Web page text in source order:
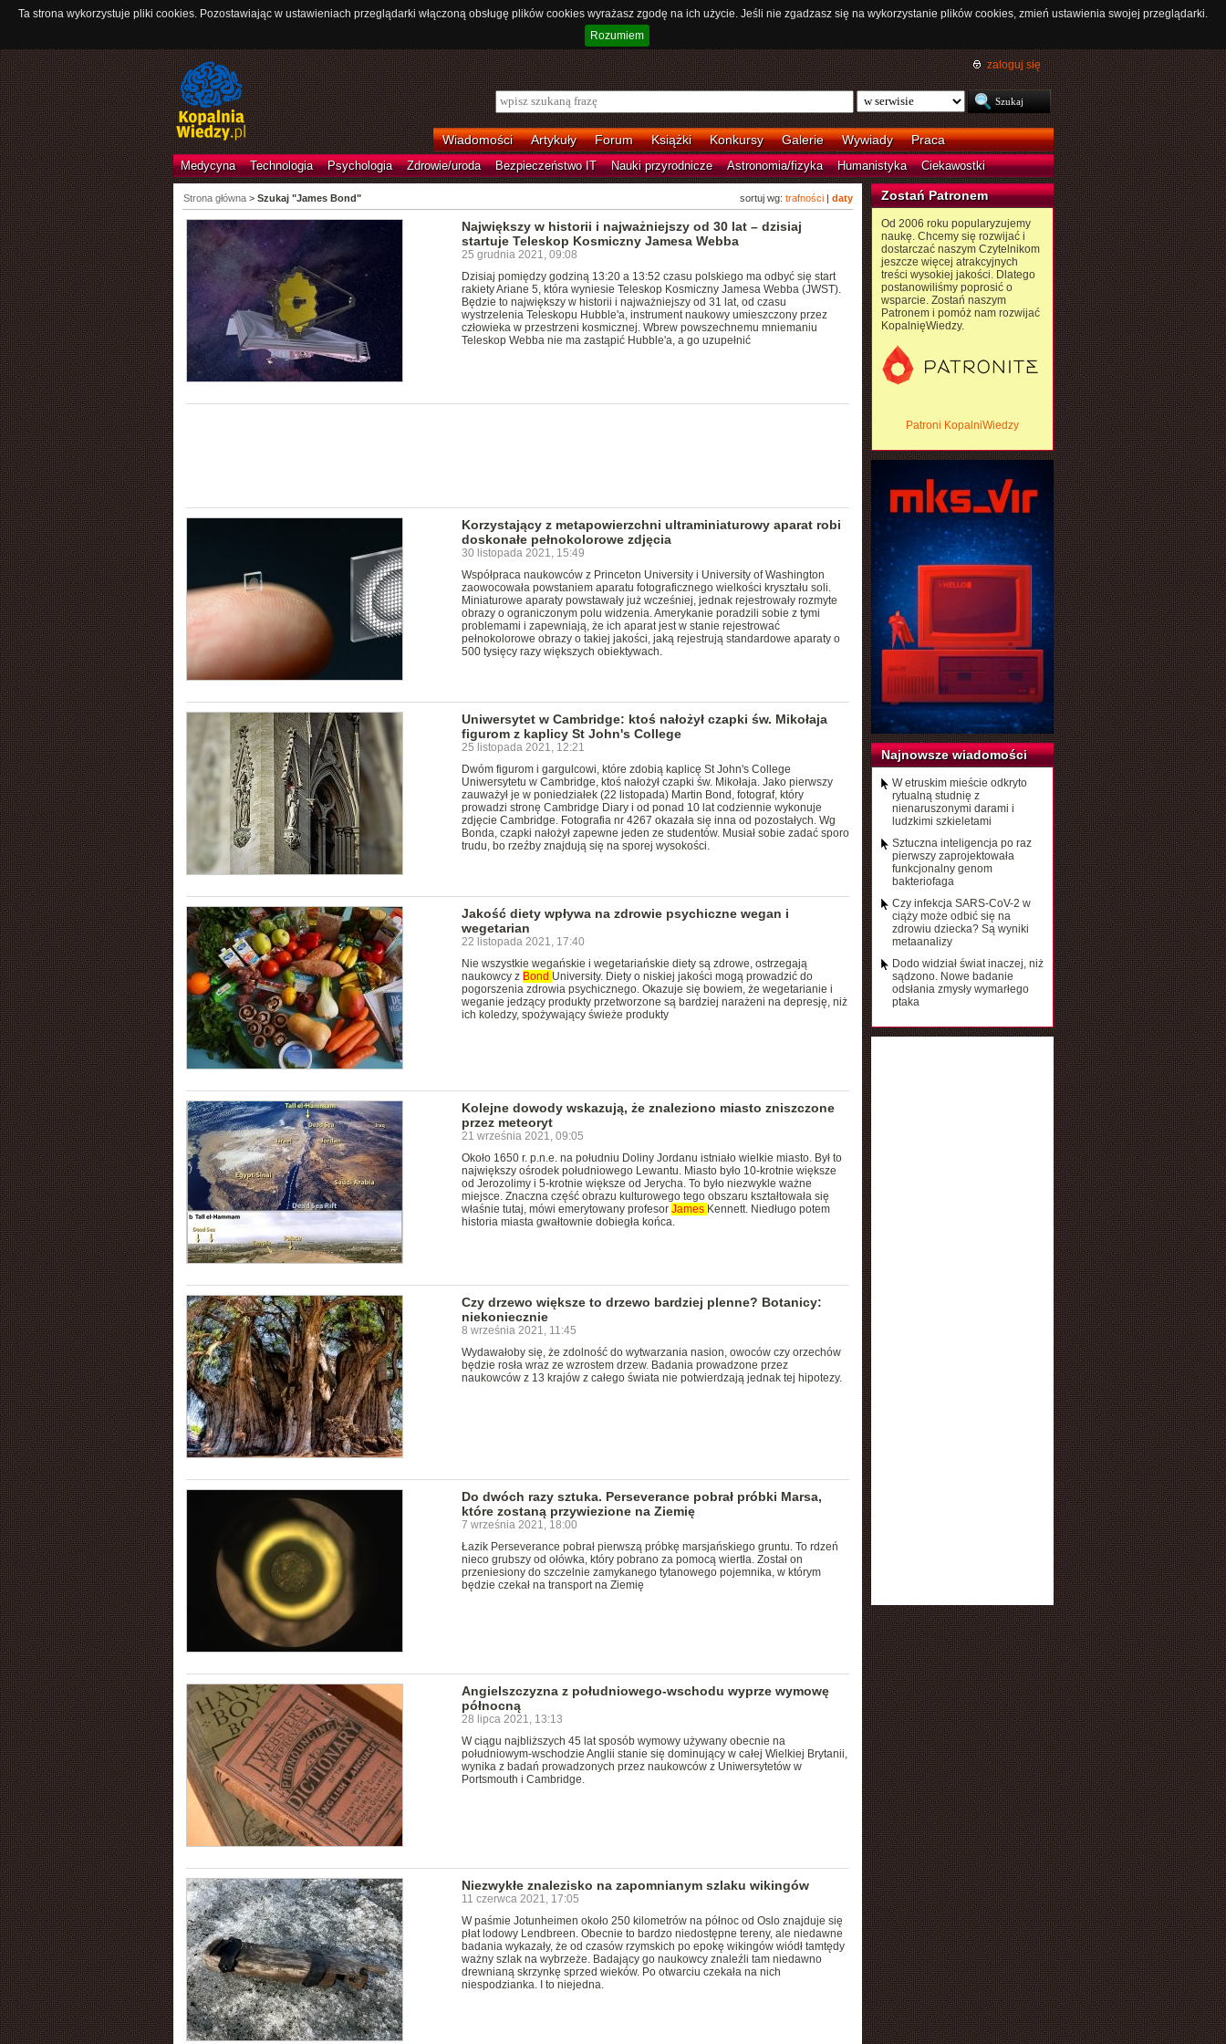
Ta strona wykorzystuje pliki cookies. Pozostawiając w ustawieniach przeglądarki włączoną obsługę plików cookies wyrażasz zgodę na ich użycie. Jeśli nie zgadzasz się na wykorzystanie plików cookies, zmień ustawienia swojej przeglądarki.
Rozumiem
zaloguj się
Wiadomości Artykuły Forum Książki Konkursy Galerie Wywiady Praca
Medycyna Technologia Psychologia Zdrowie/uroda Bezpieczeństwo IT Nauki przyrodnicze Astronomia/fizyka Humanistyka Ciekawostki
sortuj wg: trafności| daty
Strona główna> Szukaj "James Bond"
Największy w historii i najważniejszy od 30 lat – dzisiaj
startuje Teleskop Kosmiczny Jamesa Webba
25 grudnia 2021, 09:08
Dzisiaj pomiędzy godziną 13:20 a 13:52 czasu polskiego ma odbyć się start
rakiety Ariane 5, która wyniesie Teleskop Kosmiczny Jamesa Webba (JWST).
Będzie to największy w historii i najważniejszy od 31 lat, od czasu
wystrzelenia Teleskopu Hubble'a, instrument naukowy umieszczony przez
człowieka w przestrzeni kosmicznej. Wbrew powszechnemu mniemaniu
Teleskop Webba nie ma zastąpić Hubble'a, a go uzupełnić
Korzystający z metapowierzchni ultraminiaturowy aparat robi
doskonałe pełnokolorowe zdjęcia
30 listopada 2021, 15:49
Współpraca naukowców z Princeton University i University of Washington
zaowocowała powstaniem aparatu fotograficznego wielkości kryształu soli.
Miniaturowe aparaty powstawały już wcześniej, jednak rejestrowały rozmyte
obrazy o ograniczonym polu widzenia. Amerykanie poradzili sobie z tymi
problemami i zapewniają, że ich aparat jest w stanie rejestrować
pełnokolorowe obrazy o takiej jakości, jaką rejestrują standardowe aparaty o
500 tysięcy razy większych obiektywach.
Uniwersytet w Cambridge: ktoś nałożył czapki św. Mikołaja
figurom z kaplicy St John's College
25 listopada 2021, 12:21
Dwóm figurom i gargulcowi, które zdobią kaplicę St John's College
Uniwersytetu w Cambridge, ktoś nałożył czapki św. Mikołaja. Jako pierwszy
zauważył je w poniedziałek (22 listopada) Martin Bond, fotograf, który
prowadzi stronę Cambridge Diary i od ponad 10 lat codziennie wykonuje
zdjęcie Cambridge. Fotografia nr 4267 okazała się inna od pozostałych. Wg
Bonda, czapki nałożył zapewne jeden ze studentów. Musiał sobie zadać sporo
trudu, bo rzeźby znajdują się na sporej wysokości.
Jakość diety wpływa na zdrowie psychiczne wegan i
wegetarian
22 listopada 2021, 17:40
Nie wszystkie wegańskie i wegetariańskie diety są zdrowe, ostrzegają
naukowcy z Bond University. Diety o niskiej jakości mogą prowadzić do
pogorszenia zdrowia psychicznego. Okazuje się bowiem, że wegetarianie i
weganie jedzący produkty przetworzone są bardziej narażeni na depresję, niż
ich koledzy, spożywający świeże produkty
Kolejne dowody wskazują, że znaleziono miasto zniszczone
przez meteoryt
21 września 2021, 09:05
Około 1650 r. p.n.e. na południu Doliny Jordanu istniało wielkie miasto. Był to
największy ośrodek południowego Lewantu. Miasto było 10-krotnie większe
od Jerozolimy i 5-krotnie większe od Jerycha. To było niezwykle ważne
miejsce. Znaczna część obrazu kulturowego tego obszaru kształtowała się
właśnie tutaj, mówi emerytowany profesor James Kennett. Niedługo potem
historia miasta gwałtownie dobiegła końca.
Czy drzewo większe to drzewo bardziej plenne? Botanicy:
niekoniecznie
8 września 2021, 11:45
Wydawałoby się, że zdolność do wytwarzania nasion, owoców czy orzechów
będzie rosła wraz ze wzrostem drzew. Badania prowadzone przez
naukowców z 13 krajów z całego świata nie potwierdzają jednak tej hipotezy.
Do dwóch razy sztuka. Perseverance pobrał próbki Marsa,
które zostaną przywiezione na Ziemię
7 września 2021, 18:00
Łazik Perseverance pobrał pierwszą próbkę marsjańskiego gruntu. To rdzeń
nieco grubszy od ołówka, który pobrano za pomocą wiertła. Został on
przeniesiony do szczelnie zamykanego tytanowego pojemnika, w którym
będzie czekał na transport na Ziemię
Angielszczyzna z południowego-wschodu wyprze wymowę
północną
28 lipca 2021, 13:13
W ciągu najbliższych 45 lat sposób wymowy używany obecnie na
południowym-wschodzie Anglii stanie się dominujący w całej Wielkiej Brytanii,
wynika z badań prowadzonych przez naukowców z Uniwersytetów w
Portsmouth i Cambridge.
Niezwykłe znalezisko na zapomnianym szlaku wikingów
11 czerwca 2021, 17:05
W paśmie Jotunheimen około 250 kilometrów na północ od Oslo znajduje się
płat lodowy Lendbreen. Obecnie to bardzo niedostępne tereny, ale niedawne
badania wykazały, że od czasów rzymskich po epokę wikingów wiódł tamtędy
ważny szlak na wybrzeże. Badający go naukowcy znaleźli tam niedawno
drewnianą skrzynkę sprzed wieków. Po otwarciu czekała na nich
niespodzianka. I to niejedna.
Zostań Patronem
Od 2006 roku popularyzujemy
naukę. Chcemy się rozwijać i
dostarczać naszym Czytelnikom
jeszcze więcej atrakcyjnych
treści wysokiej jakości. Dlatego
postanowiliśmy poprosić o
wsparcie. Zostań naszym
Patronem i pomóż nam rozwijać
KopalnięWiedzy.
Patroni KopalniWiedzy
Najnowsze wiadomości
W etruskim mieście odkryto
rytualną studnię z
nienaruszonymi darami i
ludzkimi szkieletami
Sztuczna inteligencja po raz
pierwszy zaprojektowała
funkcjonalny genom
bakteriofaga
Czy infekcja SARS-CoV-2 w
ciąży może odbić się na
zdrowiu dziecka? Są wyniki
metaanalizy
Dodo widział świat inaczej, niż
sądzono. Nowe badanie
odsłania zmysły wymarłego
ptaka